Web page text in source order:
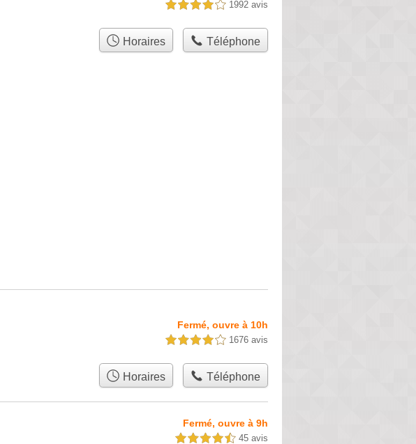
4,0 étoiles sur 5 1992 avis
Horaires Téléphone
Fermé, ouvre à 10h
4,0 étoiles sur 5 1676 avis
Horaires Téléphone
Fermé, ouvre à 9h
4,5 étoiles sur 5 45 avis